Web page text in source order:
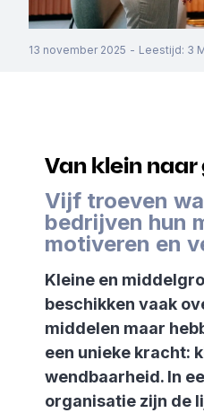
13 november 2025 - Leestijd: 3
Van klein
Vijf troeven
bedrijven hun
motiveren en
Kleine en
beschikken vaak
middelen maar
een unieke kracht:
wendbaarheid. In
organisatie zijn de